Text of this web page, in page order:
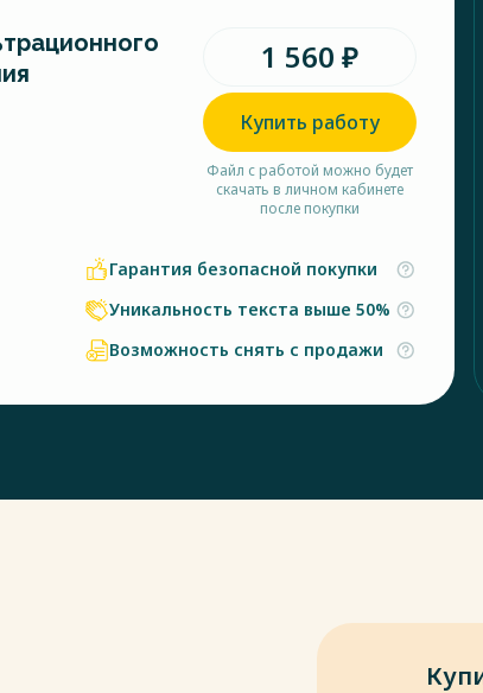
1 560 ₽
Купить работу
Файл с работой можно будет
скачать в личном кабинете
после покупки
Гарантия безопасной покупки
Уникальность текста выше 50%
Возможность снять с продажи